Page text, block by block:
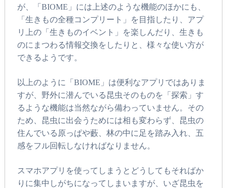
が、「BIOME」には上述のような機能のほかにも、
「生きもの全種コンプリート」を目指したり、アプ
リ上の「生きものイベント」を楽しんだり、生きも
のにまつわる情報交換をしたりと、様々な使い方が
できるようです。
以上のように「BIOME」は便利なアプリではありま
すが、野外に潜んでいる昆虫そのものを「探索」す
るような機能は当然ながら備わっていません。その
ため、昆虫に出会うためには相も変わらず、昆虫の
住んでいる原っぱや藪、林の中に足を踏み入れ、五
感をフル回転しなければなりません。
スマホアプリを使ってしまうとどうしてもそればか
りに集中しがちになってしまいますが、いざ昆虫を